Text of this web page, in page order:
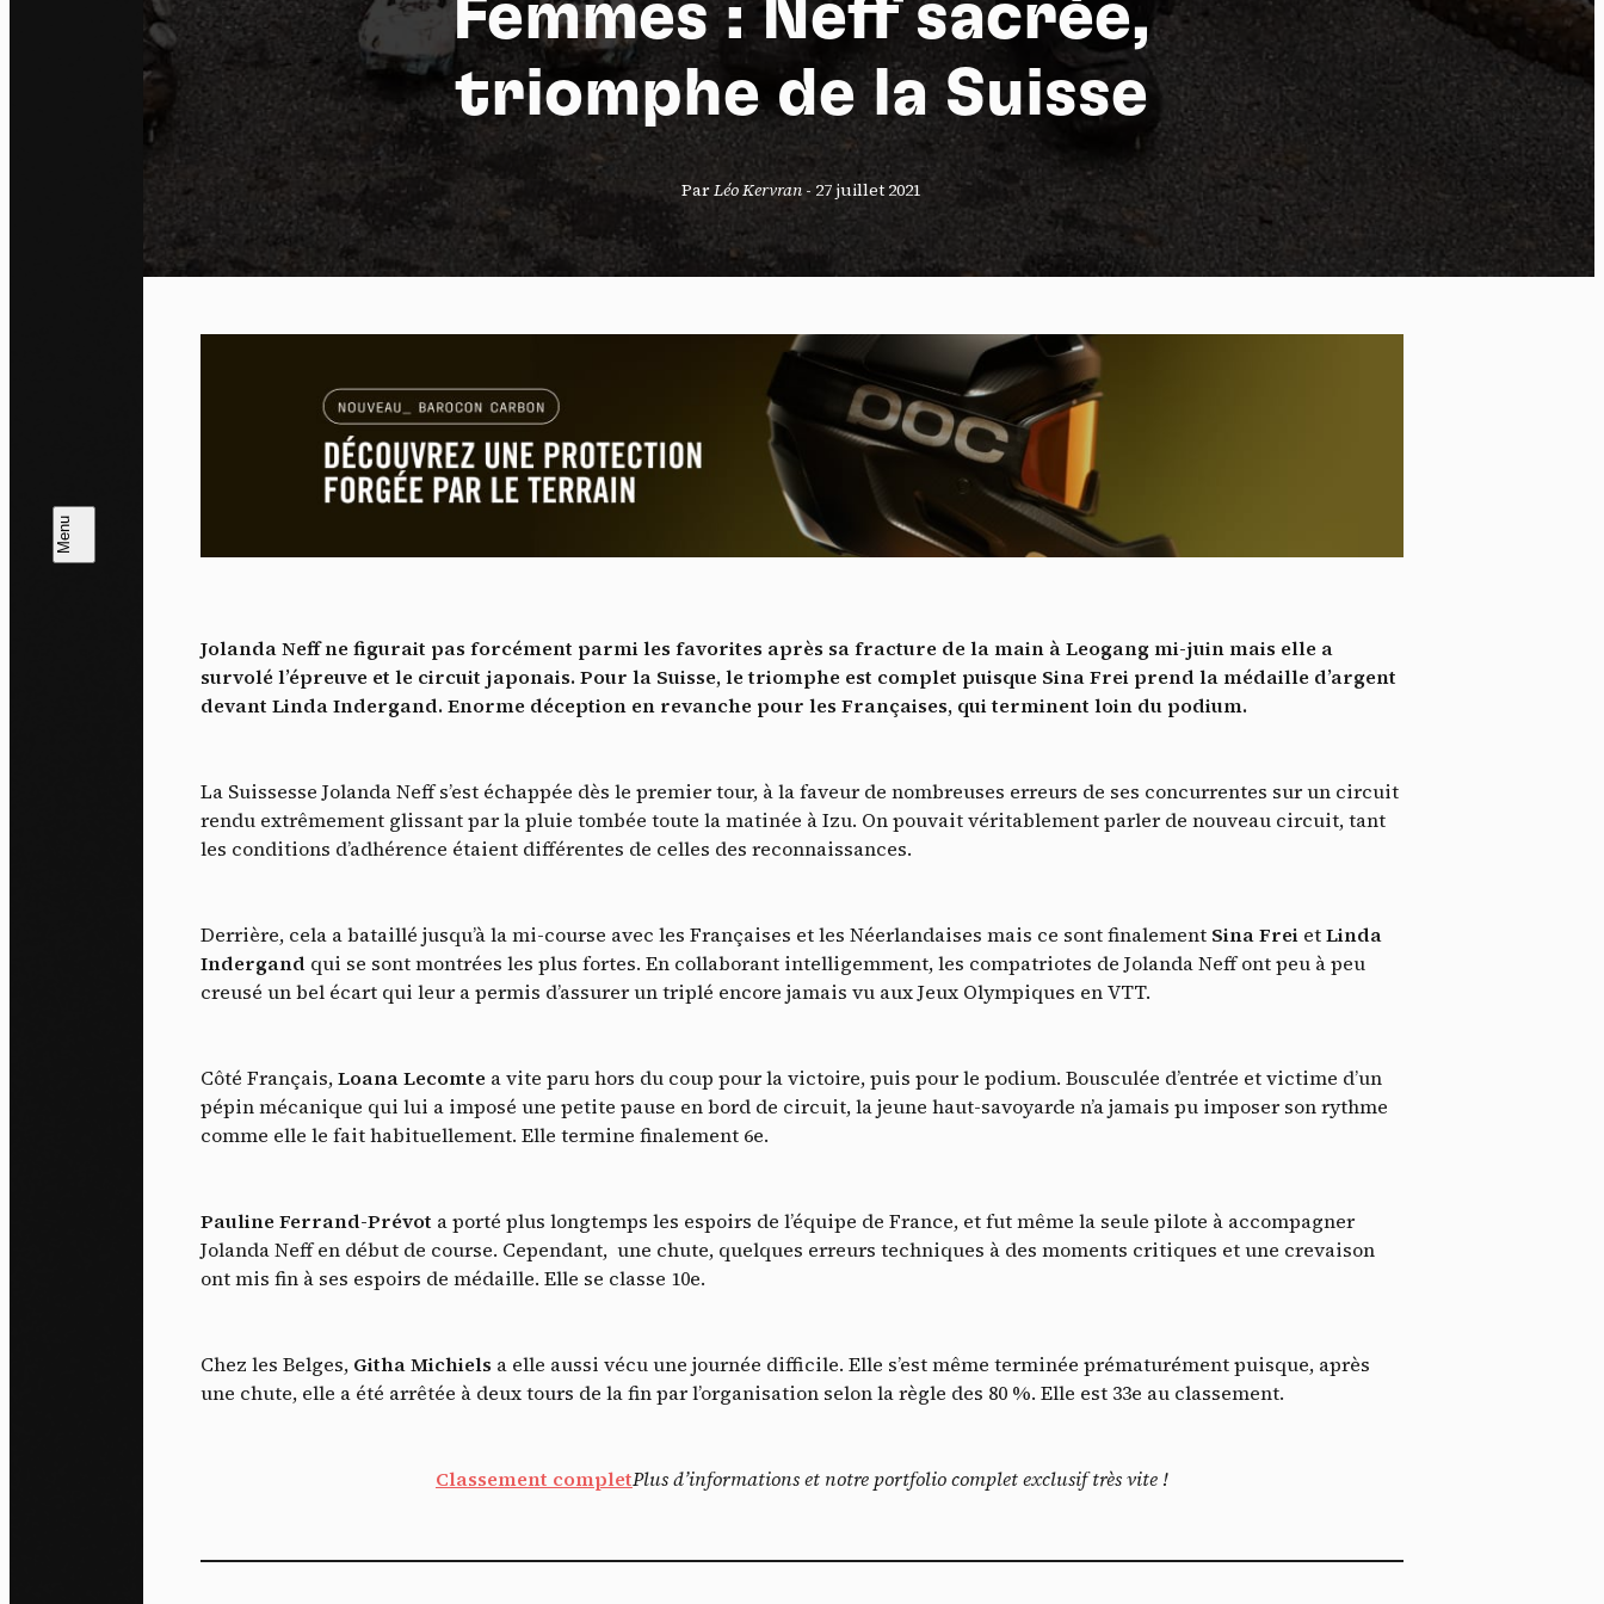
Femmes : Neff sacrée,
triomphe de la Suisse
ParLéo Kervran - 27 juillet 2021
Jolanda Neff ne figurait pas forcément parmi les favorites après sa fracture de la main à Leogang mi-juin mais elle a
survolé l’épreuve et le circuit japonais. Pour la Suisse, le triomphe est complet puisque Sina Frei prend la médaille d’argent
devant Linda Indergand. Enorme déception en revanche pour les Françaises, qui terminent loin du podium.
La Suissesse Jolanda Neff s’est échappée dès le premier tour, à la faveur de nombreuses erreurs de ses concurrentes sur un circuit
rendu extrêmement glissant par la pluie tombée toute la matinée à Izu. On pouvait véritablement parler de nouveau circuit, tant
les conditions d’adhérence étaient différentes de celles des reconnaissances.
Derrière, cela a bataillé jusqu’à la mi-course avec les Françaises et les Néerlandaises mais ce sont finalement Sina Frei etLinda
Indergand qui se sont montrées les plus fortes. En collaborant intelligemment, les compatriotes de Jolanda Neff ont peu à peu
creusé un bel écart qui leur a permis d’assurer un triplé encore jamais vu aux Jeux Olympiques en VTT.
Côté Français,Loana Lecomte a vite paru hors du coup pour la victoire, puis pour le podium. Bousculée d’entrée et victime d’un
pépin mécanique qui lui a imposé une petite pause en bord de circuit, la jeune haut-savoyarde n’a jamais pu imposer son rythme
comme elle le fait habituellement. Elle termine finalement 6e.
Pauline Ferrand-Prévot a porté plus longtemps les espoirs de l’équipe de France, et fut même la seule pilote à accompagner
Jolanda Neff en début de course. Cependant, une chute, quelques erreurs techniques à des moments critiques et une crevaison
ont mis fin à ses espoirs de médaille. Elle se classe 10e.
Chez les Belges, Githa Michiels a elle aussi vécu une journée difficile. Elle s’est même terminée prématurément puisque, après
une chute, elle a été arrêtée à deux tours de la fin par l’organisation selon la règle des 80 %. Elle est 33e au classement.
Classement completPlus d’informations et notre portfolio complet exclusif très vite !
J'accepte de recevoir cette lettre d'information et je comprends que je peux facilement me
désinscrire à tout moment
Je m’abonne
Panneau de gestion des cookies
Tout accepter
Vidéos
Vimeo interdit Ce service peut déposer 8 cookies.
Autoriser Interdire
Autoriser Interdire